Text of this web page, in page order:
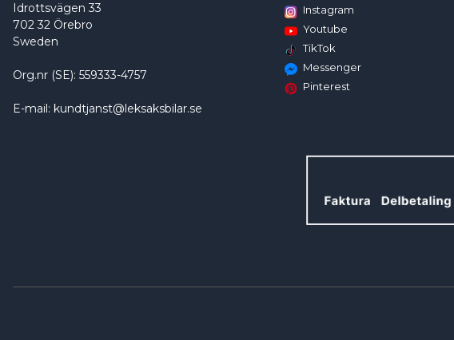
Idrottsvägen 33
702 32 Örebro
Sweden
Org.nr (SE): 559333-4757
E-mail: kundtjanst@leksaksbilar.se
Instagram
Youtube
TikTok
Messenger
Pinterest